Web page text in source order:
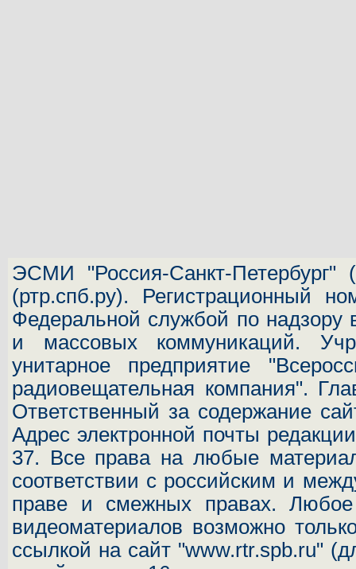
ЭСМИ "Россия-Санкт-Петербург" (
(ртр.спб.ру). Регистрационный
Федеральной службой по
и массовых коммуникаций.
унитарное предприятие
радиовещательная компания".
Ответственный за содержание
Адрес электронной почты
37. Все права на любые
соответствии с российским и
праве и смежных правах. Любое
видеоматериалов возможно
ссылкой на сайт "www.rtr.spb.ru"